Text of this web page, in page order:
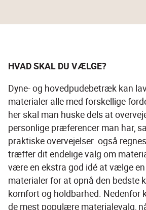
HVAD SKAL DU VÆLGE?
Dyne- og hovedpudebetræk kan
materialer alle med forskellige
her skal man huske dels at
personlige præferencer man har,
praktiske overvejelser  også
træffer dit endelige valg om
være en ekstra god idé at vælge
materialer for at opnå den bedste
komfort og holdbarhed. Nedenfor
de mest populære materialevalg,